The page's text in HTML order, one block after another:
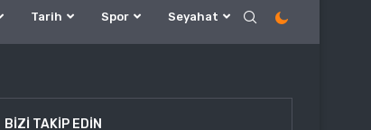
Tarih Spor Seyahat
BIZI TAKIP EDIN